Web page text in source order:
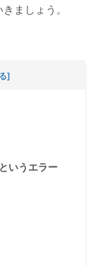
ましょう。
いうエラー